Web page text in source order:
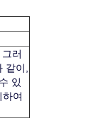
러
이,
있
여